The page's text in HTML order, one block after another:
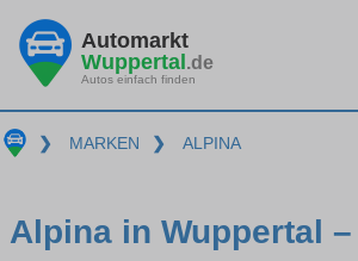
Automarkt
Wuppertal.de
Autos einfach finden
❯ MARKEN ❯ ALPINA
Alpina in Wuppertal